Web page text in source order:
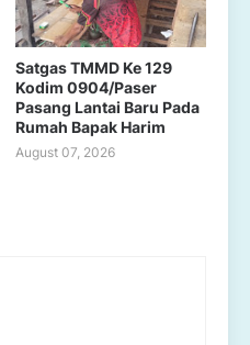
Satgas TMMD Ke 129
Kodim 0904/Paser
Pasang Lantai Baru Pada
Rumah Bapak Harim
August 07, 2026